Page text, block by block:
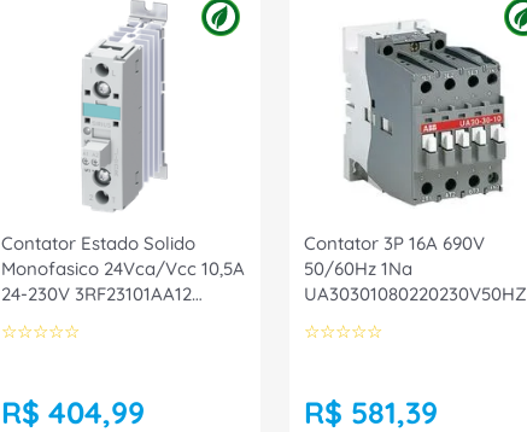
Contator Estado Solido
Monofasico 24Vca/Vcc 10,5A
24-230V 3RF23101AA12
Siemens
☆☆☆☆☆
R$ 404,99
Contator 3P 16A 690V
50/60Hz 1Na
UA30301080220230V50HZ
ABB
☆☆☆☆☆
R$ 581,39